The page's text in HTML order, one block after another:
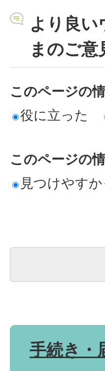
より良
まのご
このページの
役に立った
このページの
見つけやす
手続き・